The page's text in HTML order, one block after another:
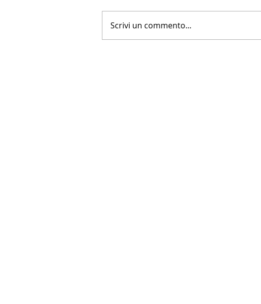
LA NUOVA FARNESINA
Scrivi un commento...